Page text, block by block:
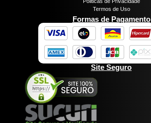
Termos de Uso
Formas de Pagamento
Site Seguro